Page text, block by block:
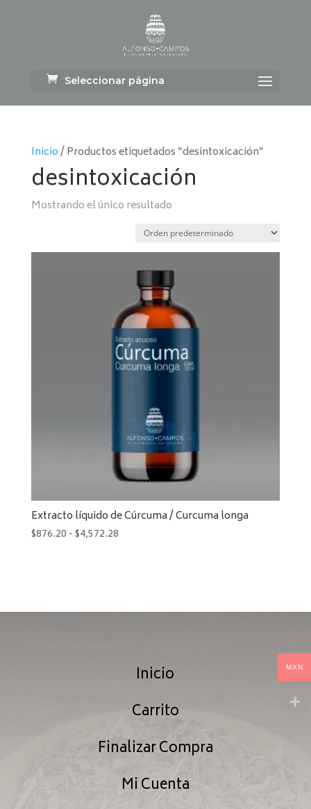
Seleccionar página
Inicio/ Productos etiquetados “desintoxicación”
desintoxicación
Mostrando el único resultado
Extracto líquido de Cúrcuma / Curcuma longa
$876.20 -$4,572.28Rango
hasta
Inicio
Carrito
Finalizar Compra
Mi Cuenta
MXN